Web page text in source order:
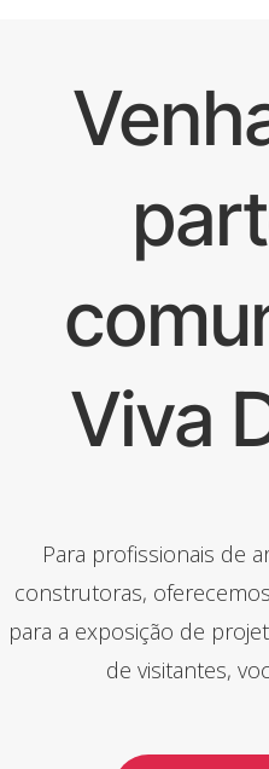
Viva
Para profissionais de
construtoras,
para a exposição de
de visitantes,